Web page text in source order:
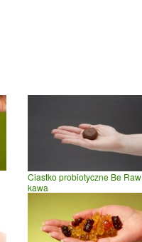
Ciastko probiotyczne Be Raw
kawa